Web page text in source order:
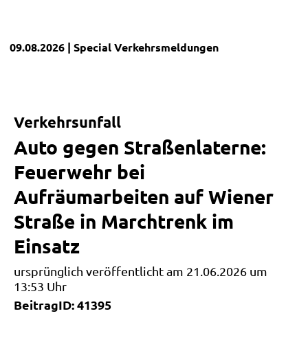
09.08.2026 | SpecialVerkehrsmeldungen
Verkehrsunfall
Auto gegen Straßenlaterne:
Feuerwehr bei
Aufräumarbeiten auf Wiener
Straße in Marchtrenk im
Einsatz
ursprünglich veröffentlicht am 21.06.2026 um
13:53 Uhr
BeitragID: 41395